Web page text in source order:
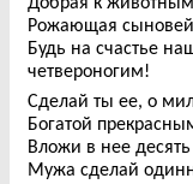
Рожающая
Будь на счастье
четвероногим!
Сделай ты ее, о
Богатой
Вложи в нее
Мужа сделай